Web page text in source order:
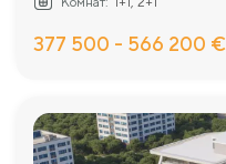
377 500 - 566 200 €